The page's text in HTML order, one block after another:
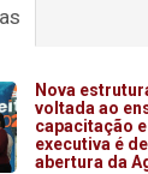
Nova
voltada ao
capacitação
executiva é
abertura da